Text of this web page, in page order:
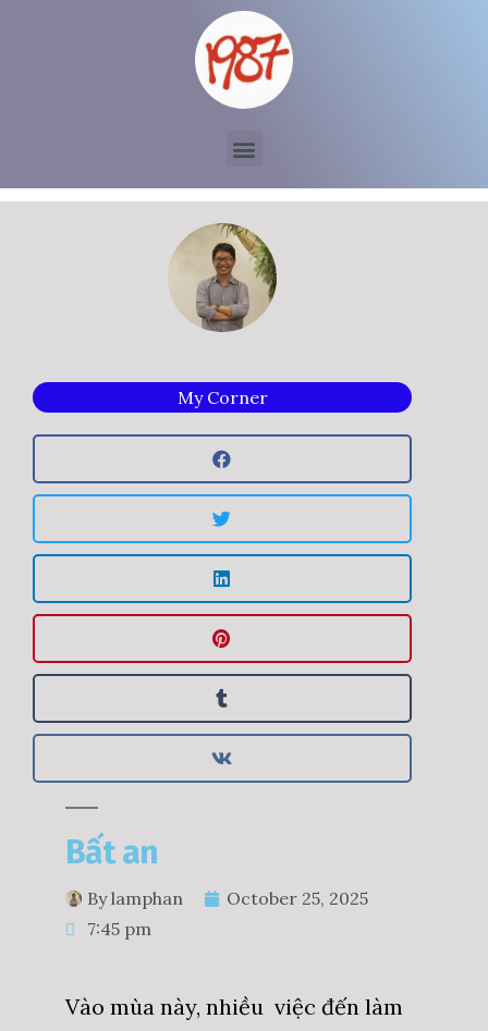
My Corner
Bất an
Bylamphan
October 25, 2025
7:45 pm
Vào mùa này, nhiều việc đến làm